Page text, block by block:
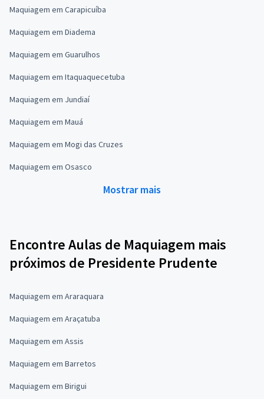
Maquiagem em Carapicuíba
Maquiagem em Diadema
Maquiagem em Guarulhos
Maquiagem em Itaquaquecetuba
Maquiagem em Jundiaí
Maquiagem em Mauá
Maquiagem em Mogi das Cruzes
Maquiagem em Osasco
Mostrar mais
Encontre Aulas de Maquiagem mais
próximos de Presidente Prudente
Maquiagem em Araraquara
Maquiagem em Araçatuba
Maquiagem em Assis
Maquiagem em Barretos
Maquiagem em Birigui